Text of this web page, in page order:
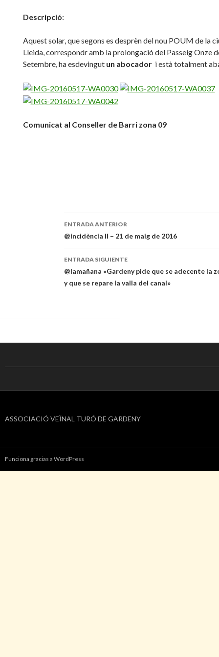
Descripció:
Aquest solar, que segons es desprèn del nou POUM de la
Lleida, correspondr amb la prolongació del Passeig Onze
Setembre, ha esdevingutun abocadori està totalment
Comunicat al Conseller de Barri zona 09
Navegación
de
entradas
ENTRADA ANTERIOR
@incidència II – 21 de maig de 2016
ENTRADA SIGUIENTE
@lamañana «Gardeny pide que se adecente la
y que se repare la valla del canal»
ASSOCIACIÓ VEÏNAL TURÓ DE GARDENY
Funciona gracias a WordPress